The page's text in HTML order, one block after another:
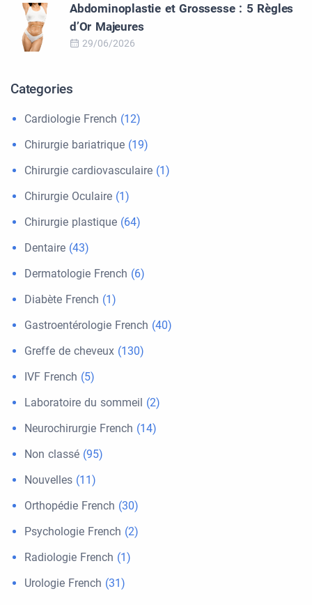
Abdominoplastie et Grossesse : 5 Règles
d’Or Majeures
29/06/2026
Categories
Cardiologie French (12)
Chirurgie bariatrique (19)
Chirurgie cardiovasculaire (1)
Chirurgie Oculaire (1)
Chirurgie plastique (64)
Dentaire (43)
Dermatologie French (6)
Diabète French (1)
Gastroentérologie French (40)
Greffe de cheveux (130)
IVF French (5)
Laboratoire du sommeil (2)
Neurochirurgie French (14)
Non classé (95)
Nouvelles (11)
Orthopédie French (30)
Psychologie French (2)
Radiologie French (1)
Urologie French (31)